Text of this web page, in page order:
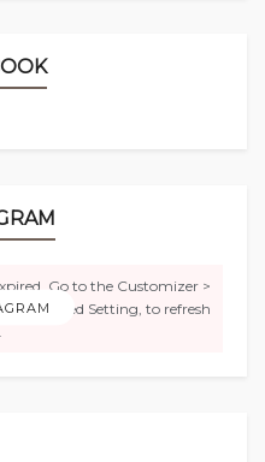
費使用銀山莊的露天溫
距離）。
Go to the Customizer >
Feed Setting, to refresh